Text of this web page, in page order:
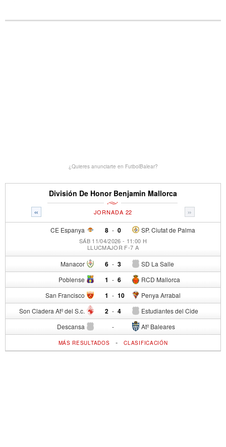
¿Quieres anunciarte en FutbolBalear?
División De Honor Benjamin Mallorca
« »
JORNADA 22
CE Espanya 8 - SP. Ciutat de Palma
0
SÁB 11/04/2026 - 11:00 H
LLUCMAJOR F-7 A
Manacor 6 - SD La Salle
3
Poblense 1 - RCD Mallorca
6
San Francisco 1 - Penya Arrabal
10
Son Cladera Atº del S.c. 2 - Estudiantes del Cide
4
Descansa - Atº Baleares
MÁS RESULTADOS -CLASIFICACIÓN